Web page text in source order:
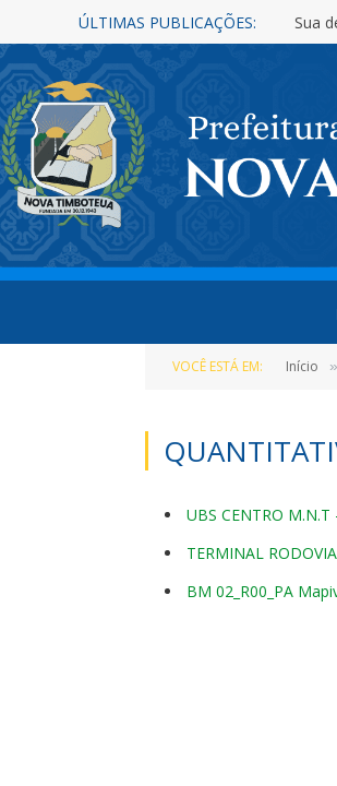
ÚLTIMAS PUBLICAÇÕES: Sua
VOCÊ ESTÁ EM: Início »
UBS CENTRO M.N.T
TERMINAL
BM 02_R00_PA